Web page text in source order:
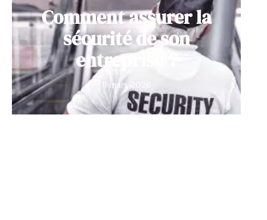
Comment assurer la
sécurité de son
entreprise ?
11 mars 2026